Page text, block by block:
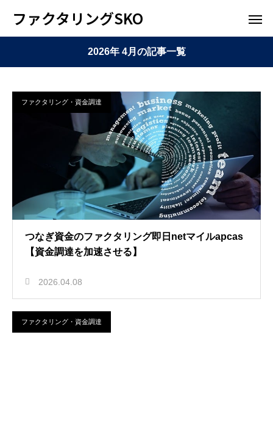
ファクタリングSKO
2026年 4月の記事一覧
ファクタリング・資金調達
つなぎ資金のファクタリング即日netマイルapcas
【資金調達を加速させる】
2026.04.08
ファクタリング・資金調達